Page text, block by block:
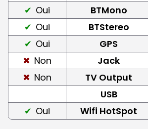
Oui
BTMono
Oui
BTStereo
Oui
GPS
Non
Jack
Non
TV Output
USB
Oui
Wifi HotSpot